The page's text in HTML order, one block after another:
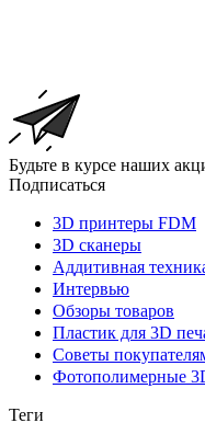
Будьте в курсе наших
Подписаться
3D принтеры FDM
3D сканеры
Аддитивная
Интервью
Обзоры товаров
Пластик для 3D
Советы
Фотополимерные
Теги